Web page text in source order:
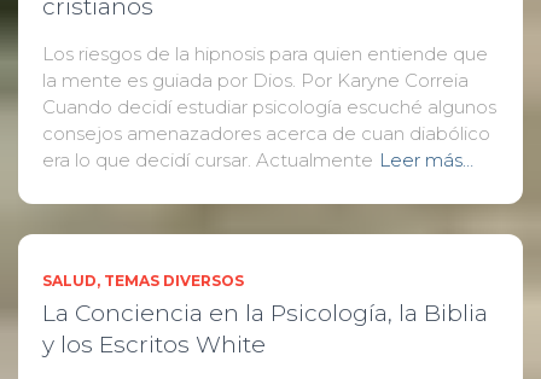
cristianos
Los riesgos de la hipnosis para quien entiende que
la mente es guiada por Dios. Por Karyne Correia
Cuando decidí estudiar psicología escuché algunos
consejos amenazadores acerca de cuan diabólico
era lo que decidí cursar. Actualmente Leer más…
SALUD TEMAS DIVERSOS
La Conciencia en la Psicología, la Biblia
y los Escritos White